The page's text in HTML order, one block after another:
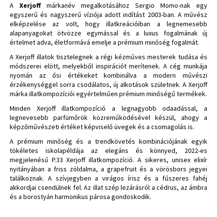
A Xerjoffmárkanév megalkotásához Sergio Momo-nak egy
egyszerű és nagyszerű víziója adott indítást 2003-ban. A művész
elképzelése az volt, hogy illatkreációiban a legnemesebb
alapanyagokat ötvözze egymással és a luxus fogalmának új
értelmet adva, életformává emelje a prémium minőség fogalmát.
A Xerjoff illatok tisztelegnek a régi kézműves mesterek tudása és
módszerei elött, melyekből inspirációt merítenek. A cég munkája
nyomán az ősi értékeket kombinálva a modern művészi
érzékenységgel sorra csodálatos, új alkotások születnek. A Xerjoff
márka illatkompozíciói egyértelműen prémium minőségű termékek.
Minden Xerjoff illatkompozíció a legnagyobb odaadással, a
legnevesebb parfümőrök közreműködésével készül, ahogy a
képzőművészeti értéket képviselő üvegek és a csomagolás is.
A prémium minőség és a trendkövetés kombinációjának egyik
tökéletes iskolapéldája az elegáns és könnyed, 2022-es
megjelenésű P.33 Xerjoff illatkompozíció. A sikeres, unisex elixír
nyitányában a friss zöldalma, a grapefruit és a vörösbors jegyei
találkoznak. A szívjegyben a virágos írisz és a fűszeres fahéj
akkordjai csendülnek fel. Az illat szép lezárásról a cédrus, az ámbra
és a borostyán harmonikus párosa gondoskodik.